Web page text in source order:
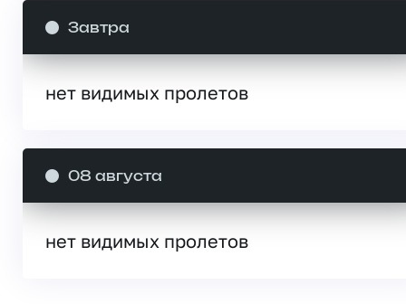
Завтра
нет видимых пролетов
08 августа
нет видимых пролетов